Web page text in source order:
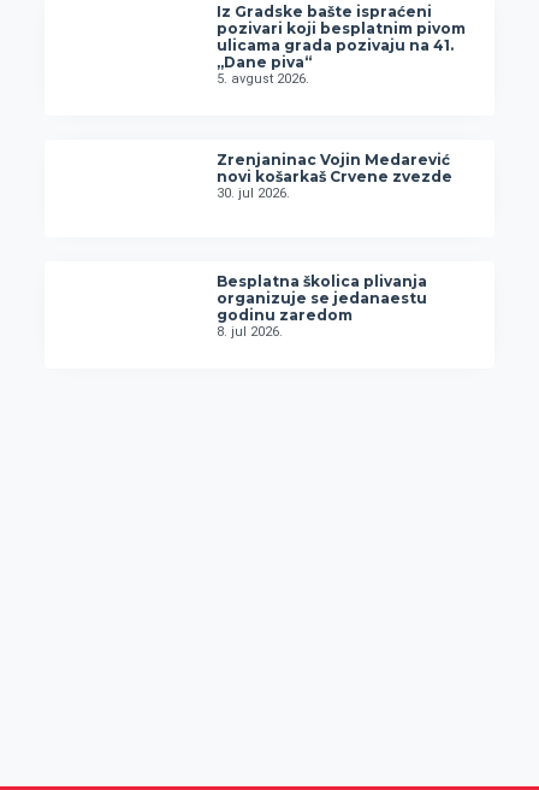
Iz Gradske bašte ispraćeni
pozivari koji besplatnim pivom
ulicama grada pozivaju na 41.
„Dane piva“
5. avgust 2026.
Zrenjaninac Vojin Medarević
novi košarkaš Crvene zvezde
30. jul 2026.
Besplatna školica plivanja
organizuje se jedanaestu
godinu zaredom
8. jul 2026.